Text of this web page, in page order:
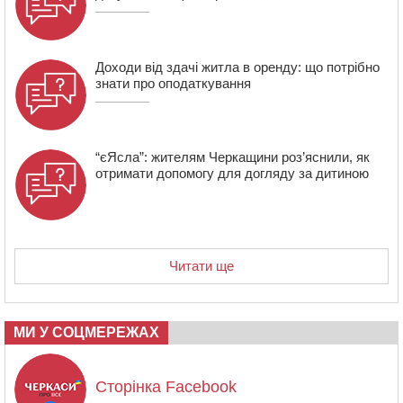
сміттєзвалища
Доходи від здачі житла в оренду: що потрібно
знати про оподаткування
“єЯсла”: жителям Черкащини роз’яснили, як
отримати допомогу для догляду за дитиною
Читати ще
МИ У СОЦМЕРЕЖАХ
Сторінка Facebook